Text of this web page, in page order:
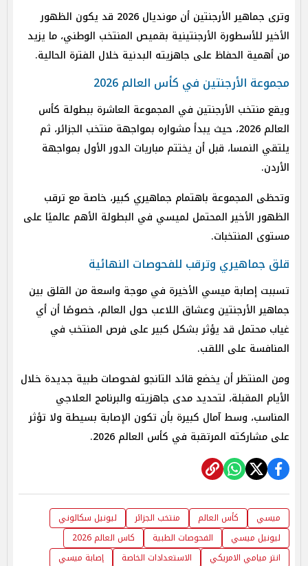
وترى جماهير الأرجنتين أن مونديال 2026 قد يكون الظهور
الأخير للأسطورة الأرجنتينية بقميص المنتخب الوطني، ما يزيد
من أهمية الحفاظ على جاهزيته البدنية خلال الفترة الحالية.
مجموعة الأرجنتين في كأس العالم 2026
ويقع منتخب الأرجنتين في المجموعة العاشرة ببطولة كأس
العالم 2026، حيث يبدأ مشواره بمواجهة منتخب الجزائر، ثم
يلتقي النمسا، قبل أن يختتم مباريات الدور الأول بمواجهة
الأردن.
وتحظى المجموعة باهتمام جماهيري كبير، خاصة مع ترقب
الظهور الأخير المحتمل لميسي في البطولة الأهم عالميًا على
مستوى المنتخبات.
قلق جماهيري وترقب للفحوصات النهائية
تسببت إصابة ميسي الأخيرة في موجة واسعة من القلق بين
جماهير الأرجنتين وعشاق اللاعب حول العالم، خصوصًا أن أي
غياب محتمل قد يؤثر بشكل كبير على فرص المنتخب في
المنافسة على اللقب.
ومن المنتظر أن يخضع قائد التانجو لفحوصات طبية جديدة خلال
الأيام المقبلة، لتحديد مدى جاهزيته والبرنامج العلاجي
المناسب، وسط آمال كبيرة بأن تكون الإصابة بسيطة ولا تؤثر
على مشاركته المرتقبة في كأس العالم 2026.
ميسي كأس العالم منتخب الجزائر
ليونيل سكالوني
ليونيل ميسي
الفحوصات الطبية
كاس العالم 2026
انتر ميامي الامريكي
الاستعدادات الخاصة
إصابة ميسي